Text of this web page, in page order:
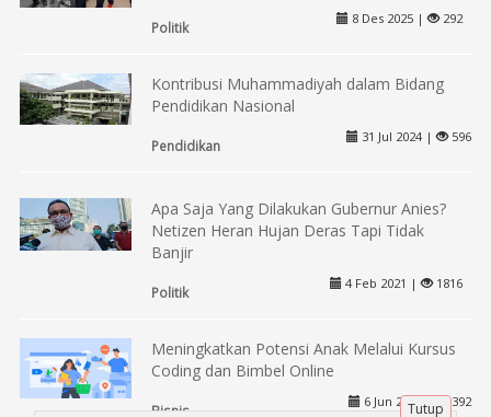
Politik
8 Des 2025 | 292
Kontribusi Muhammadiyah dalam Bidang
Pendidikan Nasional
Pendidikan
31 Jul 2024 | 596
Apa Saja Yang Dilakukan Gubernur Anies?
Netizen Heran Hujan Deras Tapi Tidak
Banjir
Politik
4 Feb 2021 | 1816
Meningkatkan Potensi Anak Melalui Kursus
Coding dan Bimbel Online
Bisnis
6 Jun 2025 | 392
Tutup